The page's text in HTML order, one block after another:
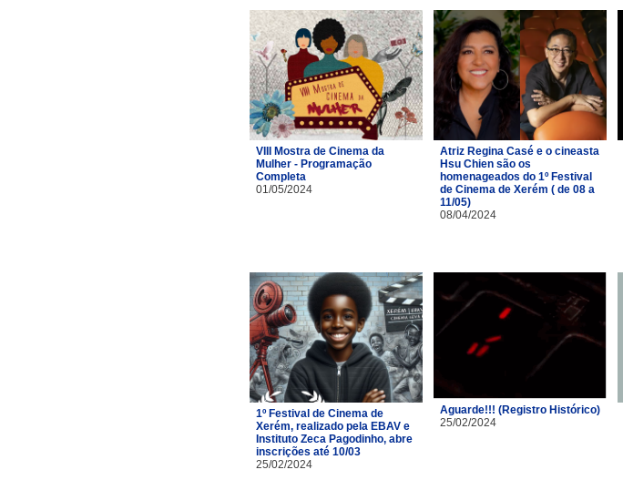
VIII Mostra de Cinema da
Mulher - Programação
Completa
01/05/2024
Atriz Regina Casé e o cineasta
Hsu Chien são os
homenageados do 1º Festival
de Cinema de Xerém ( de 08 a
11/05)
08/04/2024
1º Festival de Cinema de
Xerém, realizado pela EBAV e
Instituto Zeca Pagodinho, abre
inscrições até 10/03
25/02/2024
Aguarde!!! (Registro Histórico)
25/02/2024